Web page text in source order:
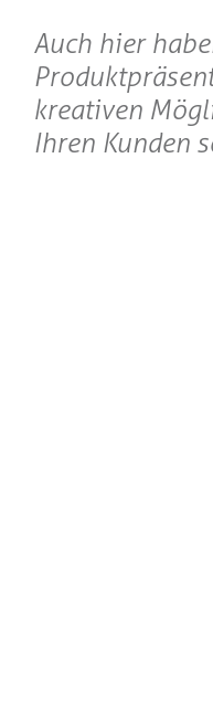
Auch hier
kreativen
Ihren Kunden